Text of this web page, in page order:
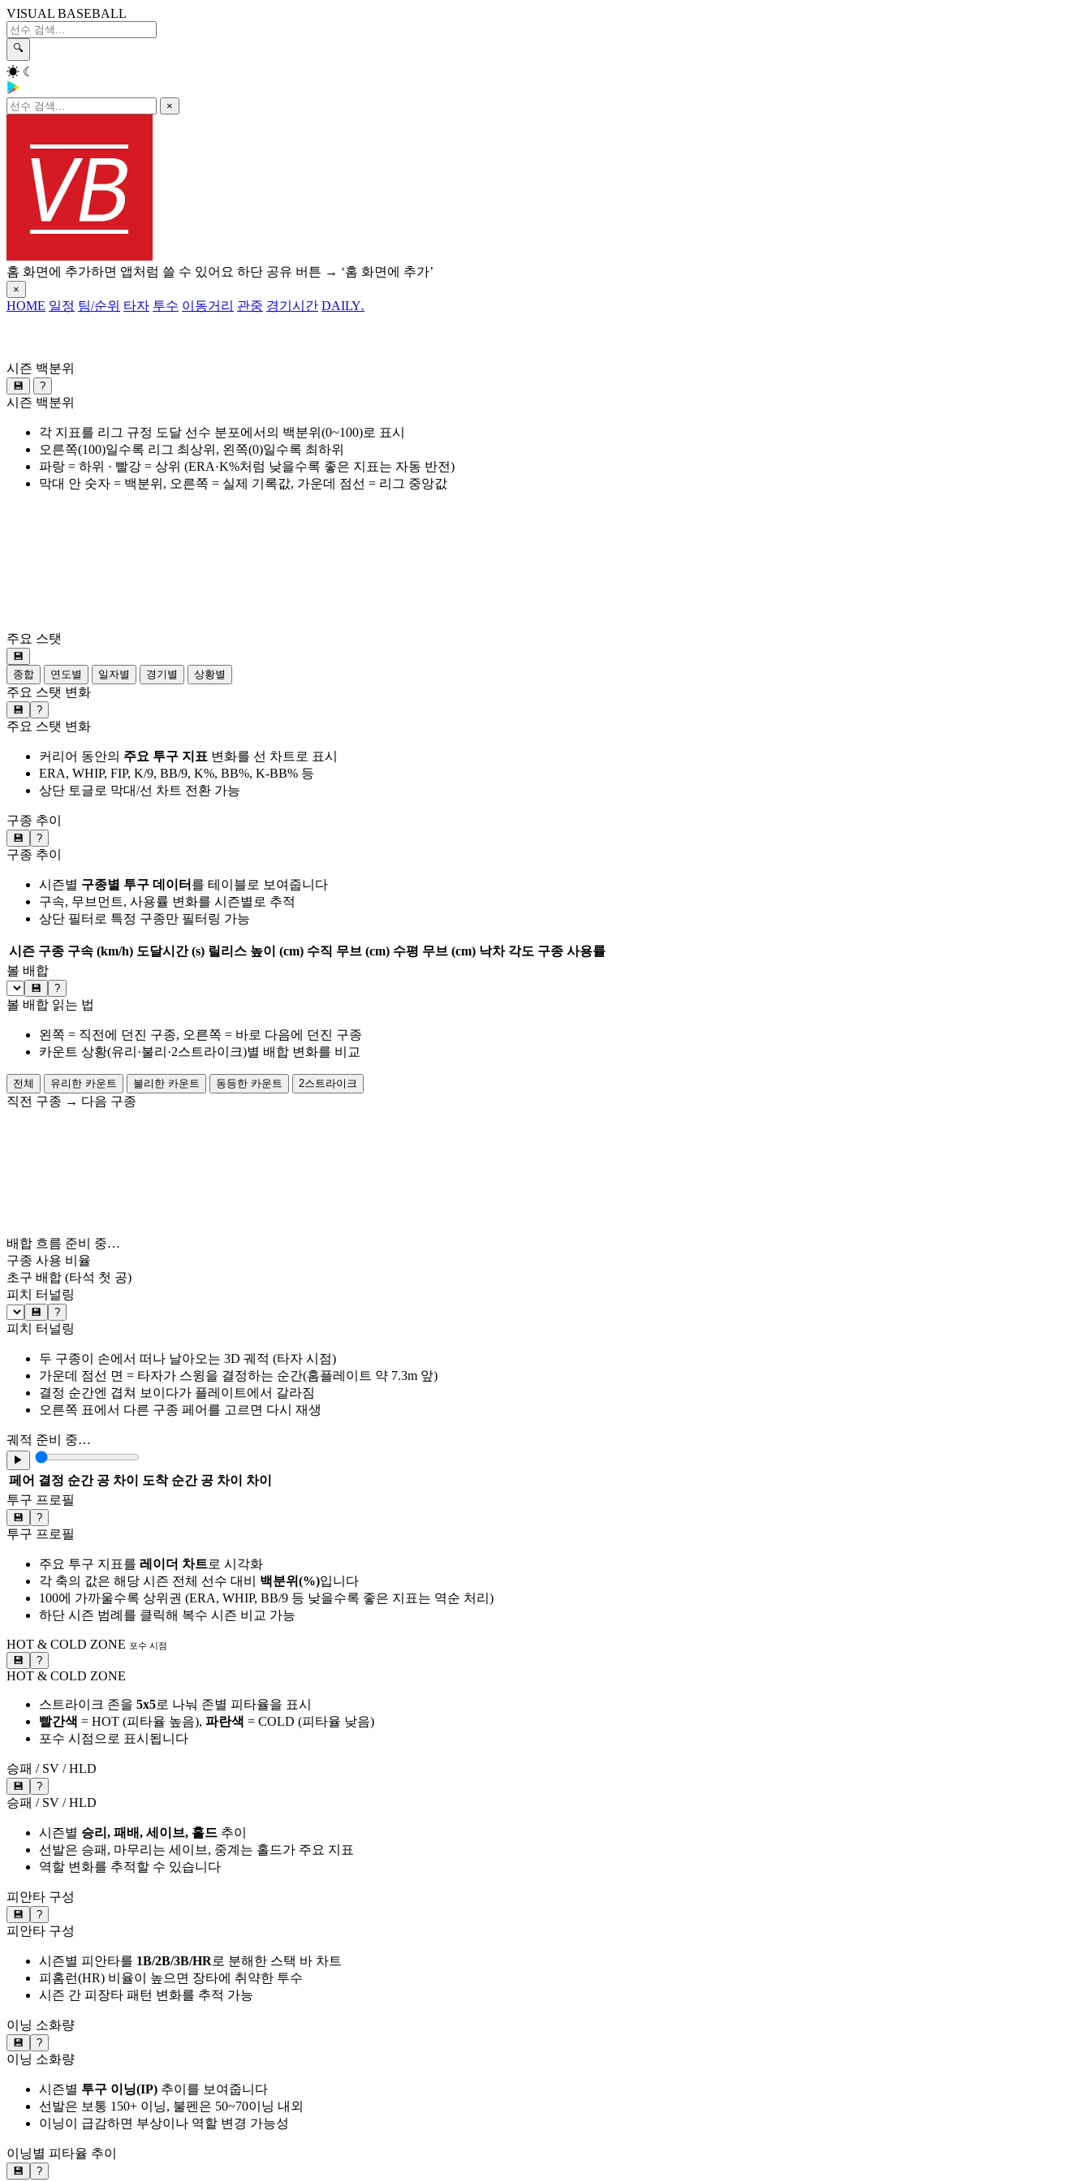
VISUAL BASEBALL
🔍
☀ ☾
×
홈 화면에 추가하면 앱처럼 쓸 수 있어요 하단 공유 버튼 → ‘홈 화면에 추가’
×
HOME 일정 팀/순위 타자 투수 이동거리 관중 경기시간 DAILY.
시즌 백분위
💾 ?
시즌 백분위
각 지표를 리그 규정 도달 선수 분포에서의 백분위(0~100)로 표시
오른쪽(100)일수록 리그 최상위, 왼쪽(0)일수록 최하위
파랑 = 하위 · 빨강 = 상위 (ERA·K%처럼 낮을수록 좋은 지표는 자동 반전)
막대 안 숫자 = 백분위, 오른쪽 = 실제 기록값, 가운데 점선 = 리그 중앙값
주요 스탯
💾
종합
연도별 일자별 경기별 상황별
주요 스탯 변화
💾 ?
주요 스탯 변화
커리어 동안의 주요 투구 지표 변화를 선 차트로 표시
ERA, WHIP, FIP, K/9, BB/9, K%, BB%, K-BB% 등
상단 토글로 막대/선 차트 전환 가능
구종 추이
💾 ?
구종 추이
시즌별 구종별 투구 데이터 를 테이블로 보여줍니다
구속, 무브먼트, 사용률 변화를 시즌별로 추적
상단 필터로 특정 구종만 필터링 가능
시즌 구종 구속 (km/h) 도달시간 (s) 릴리스 높이 (cm) 수직 무브 (cm) 수평 무브 (cm) 낙차 각도 구종 사용률
볼 배합
💾 ?
볼 배합 읽는 법
왼쪽 = 직전에 던진 구종, 오른쪽 = 바로 다음에 던진 구종
카운트 상황(유리·불리·2스트라이크)별 배합 변화를 비교
전체 유리한 카운트 불리한 카운트 동등한 카운트 2스트라이크
직전 구종 → 다음 구종
배합 흐름 준비 중…
구종 사용 비율
초구 배합 (타석 첫 공)
피치 터널링
💾 ?
피치 터널링
두 구종이 손에서 떠나 날아오는 3D 궤적 (타자 시점)
가운데 점선 면 = 타자가 스윙을 결정하는 순간(홈플레이트 약 7.3m 앞)
결정 순간엔 겹쳐 보이다가 플레이트에서 갈라짐
오른쪽 표에서 다른 구종 페어를 고르면 다시 재생
궤적 준비 중…
▶
페어 결정 순간 공 차이 도착 순간 공 차이
차이
투구 프로필
💾 ?
투구 프로필
주요 투구 지표를 레이더 차트로 시각화
각 축의 값은 해당 시즌 전체 선수 대비 백분위(%)입니다
100에 가까울수록 상위권 (ERA, WHIP, BB/9 등 낮을수록 좋은 지표는 역순 처리)
하단 시즌 범례를 클릭해 복수 시즌 비교 가능
HOT & COLD ZONE 포수 시점
💾 ?
HOT & COLD ZONE
스트라이크 존을 5x5로 나눠 존별 피타율을 표시
빨간색 = HOT (피타율 높음), 파란색 = COLD (피타율 낮음)
포수 시점으로 표시됩니다
승패 / SV / HLD
💾 ?
승패 / SV / HLD
시즌별 승리, 패배, 세이브, 홀드 추이
선발은 승패, 마무리는 세이브, 중계는 홀드가 주요 지표
역할 변화를 추적할 수 있습니다
피안타 구성
💾 ?
피안타 구성
시즌별 피안타를 1B/2B/3B/HR로 분해한 스택 바 차트
피홈런(HR) 비율이 높으면 장타에 취약한 투수
시즌 간 피장타 패턴 변화를 추적 가능
이닝 소화량
💾 ?
이닝 소화량
시즌별 투구 이닝(IP) 추이를 보여줍니다
선발은 보통 150+ 이닝, 불펜은 50~70이닝 내외
이닝이 급감하면 부상이나 역할 변경 가능성
이닝별 피타율 추이
💾 ?